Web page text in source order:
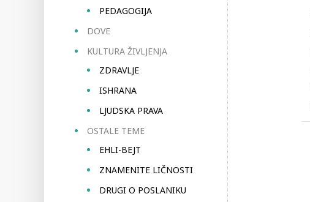
PEDAGOGIJA
DOVE
KULTURA ŽIVLJENJA
ZDRAVLJE
ISHRANA
LJUDSKA PRAVA
OSTALE TEME
EHLI-BEJT
ZNAMENITE LIČNOSTI
DRUGI O POSLANIKU